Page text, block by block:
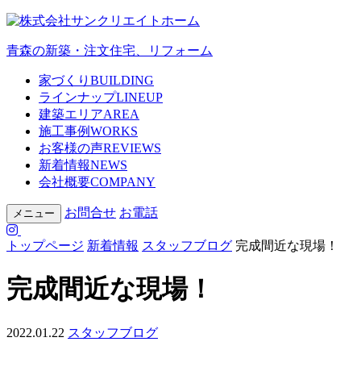
青森の新築・注文住宅、リフォーム
家づくり BUILDING
ラインナップLINEUP
建築エリアAREA
施工事例WORKS
お客様の声REVIEWS
新着情報NEWS
会社概要COMPANY
メニュー お問合せ お電話
トップページ 新着情報 スタッフブログ 完成間近な現場！
完成間近な現場！
2022.01.22 スタッフブログ